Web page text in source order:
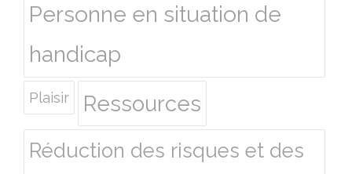
Personne en situation de
handicap
Plaisir Ressources
Réduction des risques et des